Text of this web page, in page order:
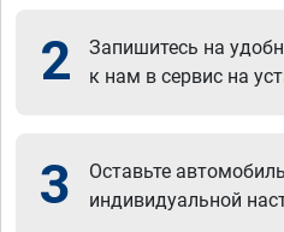
2
Запишитесь на
к нам в сервис на
3
Оставьте
индивидуальной